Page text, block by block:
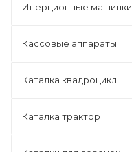
Инерционные машинки
Кассовые аппараты
Каталка квадроцикл
Каталка трактор